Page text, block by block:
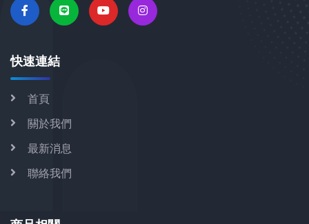
快速連結
首頁
關於我們
最新消息
聯絡我們